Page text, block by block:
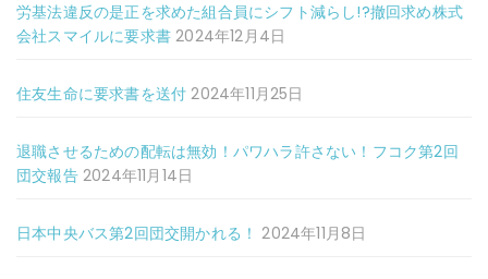
労基法違反の是正を求めた組合員にシフト減らし!?撤回求め株式
会社スマイルに要求書 2024年12月4日
住友生命に要求書を送付 2024年11月25日
退職させるための配転は無効！パワハラ許さない！フコク第2回
団交報告 2024年11月14日
日本中央バス第2回団交開かれる！ 2024年11月8日